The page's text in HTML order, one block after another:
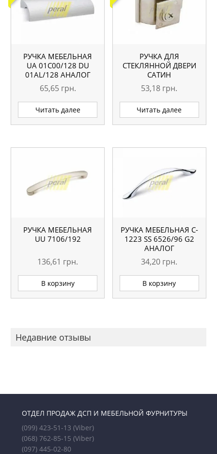
РУЧКА МЕБЕЛЬНАЯ
UA 01С00/128 DU
01AL/128 АНАЛОГ
65,65 грн.
Читать далее
РУЧКА ДЛЯ
СТЕКЛЯННОЙ ДВЕРИ
САТИН
53,18 грн.
Читать далее
РУЧКА МЕБЕЛЬНАЯ
UU 7106/192
136,61 грн.
В корзину
РУЧКА МЕБЕЛЬНАЯ C-
1223 SS 6526/96 G2
АНАЛОГ
34,20 грн.
В корзину
Недавние отзывы
ОТДЕЛ ПРОДАЖ ДСП И МЕБЕЛЬНОЙ ФУРНИТУРЫ
(099) 423-51-13 (Viber)
(068) 762-85-15 (Viber)
(097) 445-02-80